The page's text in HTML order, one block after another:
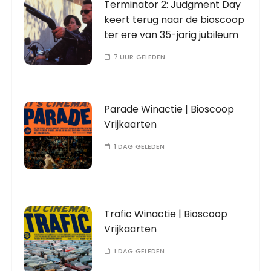
Terminator 2: Judgment Day
keert terug naar de bioscoop
ter ere van 35-jarig jubileum
7 UUR GELEDEN
Parade Winactie | Bioscoop
Vrijkaarten
1 DAG GELEDEN
Trafic Winactie | Bioscoop
Vrijkaarten
1 DAG GELEDEN